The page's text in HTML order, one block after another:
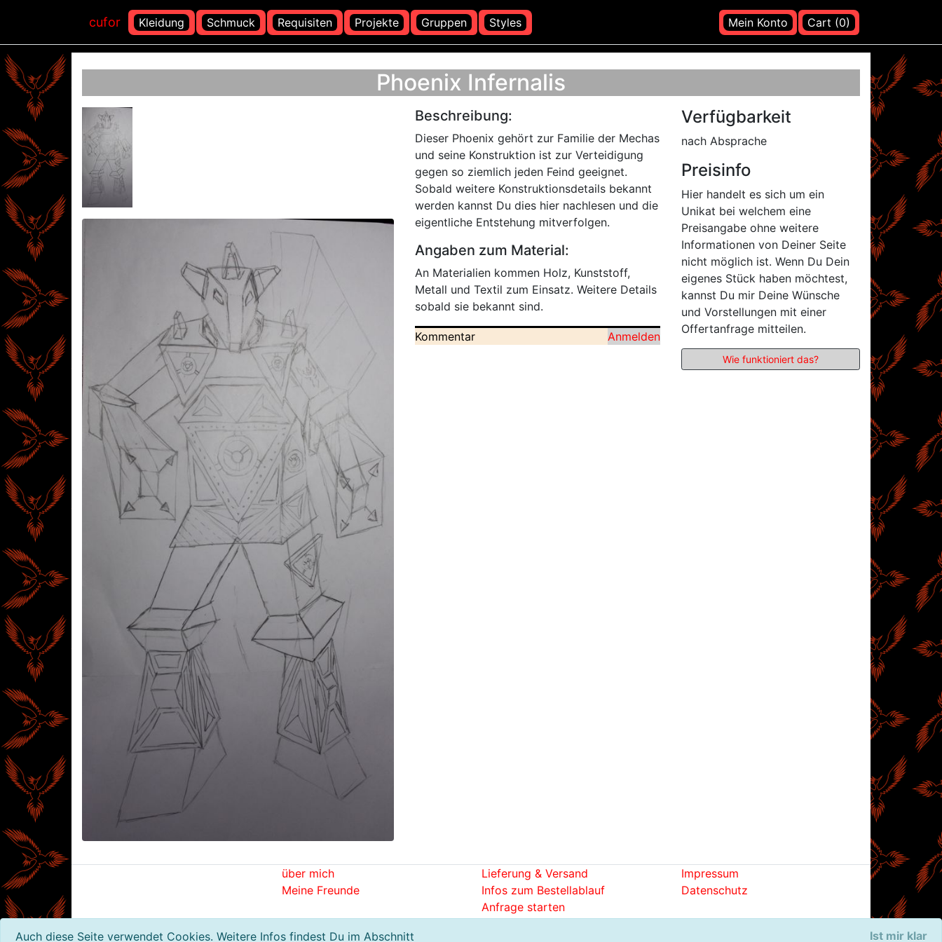
cufor Kleidung Schmuck Requisiten Projekte Gruppen Styles Mein Konto Cart (0)
Auch diese Seite verwendet Cookies. Weitere Infos findest Du im Abschnitt Ist mir klar
Phoenix Infernalis
Beschreibung:
Dieser Phoenix gehört zur Familie der Mechas
und seine Konstruktion ist zur Verteidigung
gegen so ziemlich jeden Feind geeignet.
Sobald weitere Konstruktionsdetails bekannt
werden kannst Du dies hier nachlesen und die
eigentliche Entstehung mitverfolgen.
Angaben zum Material:
An Materialien kommen Holz, Kunststoff,
Metall und Textil zum Einsatz. Weitere Details
sobald sie bekannt sind.
Kommentar Anmelden
Verfügbarkeit
nach Absprache
Preisinfo
Hier handelt es sich um ein
Unikat bei welchem eine
Preisangabe ohne weitere
Informationen von Deiner Seite
nicht möglich ist. Wenn Du Dein
eigenes Stück haben möchtest,
kannst Du mir Deine Wünsche
und Vorstellungen mit einer
Offertanfrage mitteilen.
Wie funktioniert das?
über mich
Meine Freunde
Lieferung & Versand
Infos zum Bestellablauf
Anfrage starten
Impressum
Datenschutz
© 2020 - cufor Schneiderei & Schmuck